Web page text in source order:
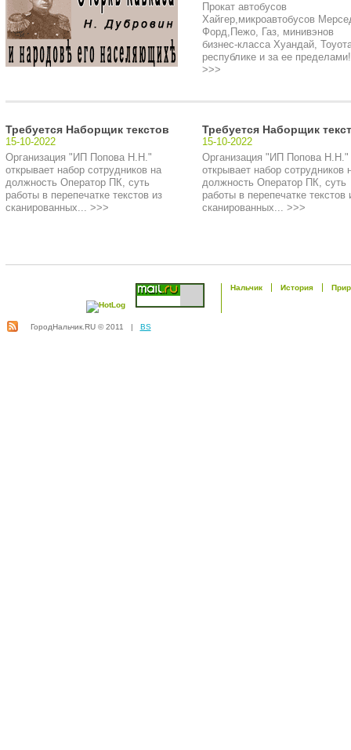
Прокат автобусов
Хайгер,микроавтобусов
Форд,Пежо, Газ, минивэнов
бизнес-класса Хуандай,
республике и за ее
>>>
Требуется Наборщик текстов
15-10-2022
Организация "ИП Попова Н.Н."
открывает набор сотрудников на
должность Оператор ПК, суть
работы в перепечатке текстов из
сканированных... >>>
Требуется Наборщик
15-10-2022
Организация "ИП Попова Н.Н."
открывает набор сотрудников
должность Оператор ПК, суть
работы в перепечатке текстов
сканированных... >>>
Нальчик История
ГородНальчик.RU © 2011 | BS